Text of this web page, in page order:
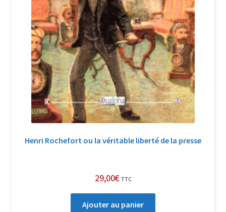
Henri Rochefort ou la véritable liberté de la presse
29,00€ TTC
Ajouter au panier